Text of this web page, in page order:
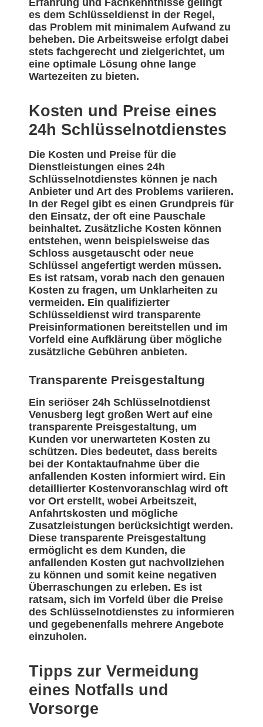
Erfahrung und Fachkenntnisse gelingt
es dem Schlüsseldienst in der Regel,
das Problem mit minimalem Aufwand zu
beheben. Die Arbeitsweise erfolgt dabei
stets fachgerecht und zielgerichtet, um
eine optimale Lösung ohne lange
Wartezeiten zu bieten.
Kosten und Preise eines
24h Schlüsselnotdienstes
Die Kosten und Preise für die
Dienstleistungen eines 24h
Schlüsselnotdienstes können je nach
Anbieter und Art des Problems variieren.
In der Regel gibt es einen Grundpreis für
den Einsatz, der oft eine Pauschale
beinhaltet. Zusätzliche Kosten können
entstehen, wenn beispielsweise das
Schloss ausgetauscht oder neue
Schlüssel angefertigt werden müssen.
Es ist ratsam, vorab nach den genauen
Kosten zu fragen, um Unklarheiten zu
vermeiden. Ein qualifizierter
Schlüsseldienst wird transparente
Preisinformationen bereitstellen und im
Vorfeld eine Aufklärung über mögliche
zusätzliche Gebühren anbieten.
Transparente Preisgestaltung
Ein seriöser 24h Schlüsselnotdienst
Venusberg legt großen Wert auf eine
transparente Preisgestaltung, um
Kunden vor unerwarteten Kosten zu
schützen. Dies bedeutet, dass bereits
bei der Kontaktaufnahme über die
anfallenden Kosten informiert wird. Ein
detaillierter Kostenvoranschlag wird oft
vor Ort erstellt, wobei Arbeitszeit,
Anfahrtskosten und mögliche
Zusatzleistungen berücksichtigt werden.
Diese transparente Preisgestaltung
ermöglicht es dem Kunden, die
anfallenden Kosten gut nachvollziehen
zu können und somit keine negativen
Überraschungen zu erleben. Es ist
ratsam, sich im Vorfeld über die Preise
des Schlüsselnotdienstes zu informieren
und gegebenenfalls mehrere Angebote
einzuholen.
Tipps zur Vermeidung
eines Notfalls und
Vorsorge